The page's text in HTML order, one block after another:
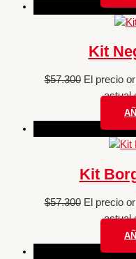
Kit
$57.300 El precio
actual
Kit
$57.300 El precio
actual